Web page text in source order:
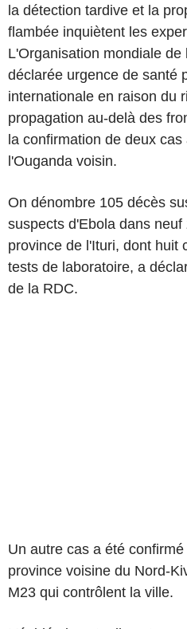
la détection tardive et la
flambée inquiètent les
L'Organisation mondiale de
déclarée urgence de santé
internationale en raison du
propagation au-delà des
la confirmation de deux
l'Ouganda voisin.
On dénombre 105 décès
suspects d'Ebola dans
province de l'Ituri, dont huit
tests de laboratoire, a
de la RDC.
Un autre cas a été
province voisine du Nord-
M23 qui contrôlent la ville.